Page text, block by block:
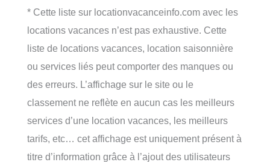
* Cette liste sur locationvacanceinfo.com avec les
locations vacances n’est pas exhaustive. Cette
liste de locations vacances, location saisonnière
ou services liés peut comporter des manques ou
des erreurs. L’affichage sur le site ou le
classement ne reflète en aucun cas les meilleurs
services d’une location vacances, les meilleurs
tarifs, etc… cet affichage est uniquement présent à
titre d’information grâce à l’ajout des utilisateurs